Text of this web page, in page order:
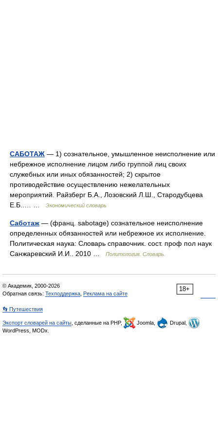
САБОТАЖ — 1) сознательное, умышленное неисполнение или
небрежное исполнение лицом либо группой лиц своих
служебных или иных обязанностей; 2) скрытое
противодействие осуществлению нежелательных
мероприятий. Райзберг Б.А., Лозовский Л.Ш., Стародубцева
Е.Б..… …
Экономический словарь
Саботаж — (франц. sabotage) сознательное неисполнение
определенных обязанностей или небрежное их исполнение.
Политическая наука: Словарь справочник. сост. проф пол наук
Санжаревский И.И.. 2010 …
Политология. Словарь.
18+
© Академик, 2000-2026
Обратная связь: Техподдержка Реклама на сайте
👣 Путешествия
Экспорт словарей на сайты , сделанные на PHP, Joomla,
Drupal,
WordPress, MODx.